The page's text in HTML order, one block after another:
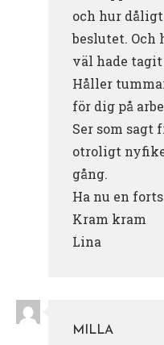
och hur
beslutet. Och
väl hade tagit
Håller
för dig på
Ser som sagt
otroligt
gång.
Ha nu en
Kram kram
Lina
MILLA